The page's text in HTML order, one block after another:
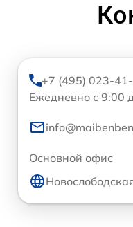
+7 (495) 023-
Ежедневно с 9:00
Основной офис